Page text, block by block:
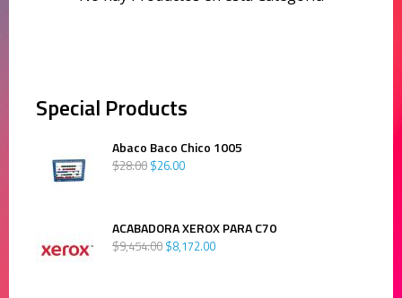
Special Products
Abaco Baco Chico 1005
$28.00 $26.00
ACABADORA XEROX PARA C70
$9,454.00 $8,172.00